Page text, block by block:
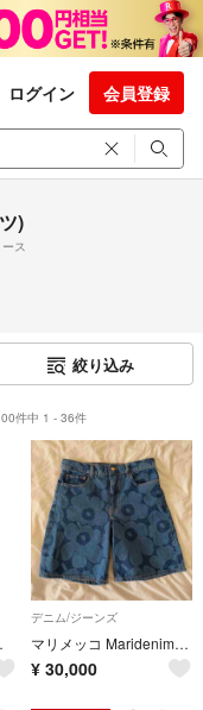
ログイン 会員登録
)
ス
絞り込み
件中 1 - 36件
ス パンツ
デニム/ジーンズ
マリメッコ Maridenim Marssi Unikko ショートパンツ
¥ 30,000